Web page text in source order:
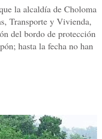
la alcaldía de Choloma
Transporte y Vivienda,
del bordo de protección
hasta la fecha no han